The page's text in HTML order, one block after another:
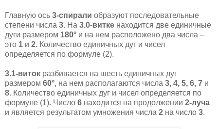
Главную ось 3-спирали образуют последовательные
степени числа 3. На 3.0-витке находится две единичные
дуги размером 180° и на нем расположено два числа –
это 1 и 2. Количество единичных дуг и чисел
определяется по формуле (2).
3.1-виток разбивается на шесть единичных дуг
размером 60°, на нем располагаются числа 3, 4, 5, 6, 7 и
8. Количество единичных дуг и чисел определяется по
формуле (1). Число 6 находится на продолжении 2-луча
и является результатом умножения числа 2 на число 3.